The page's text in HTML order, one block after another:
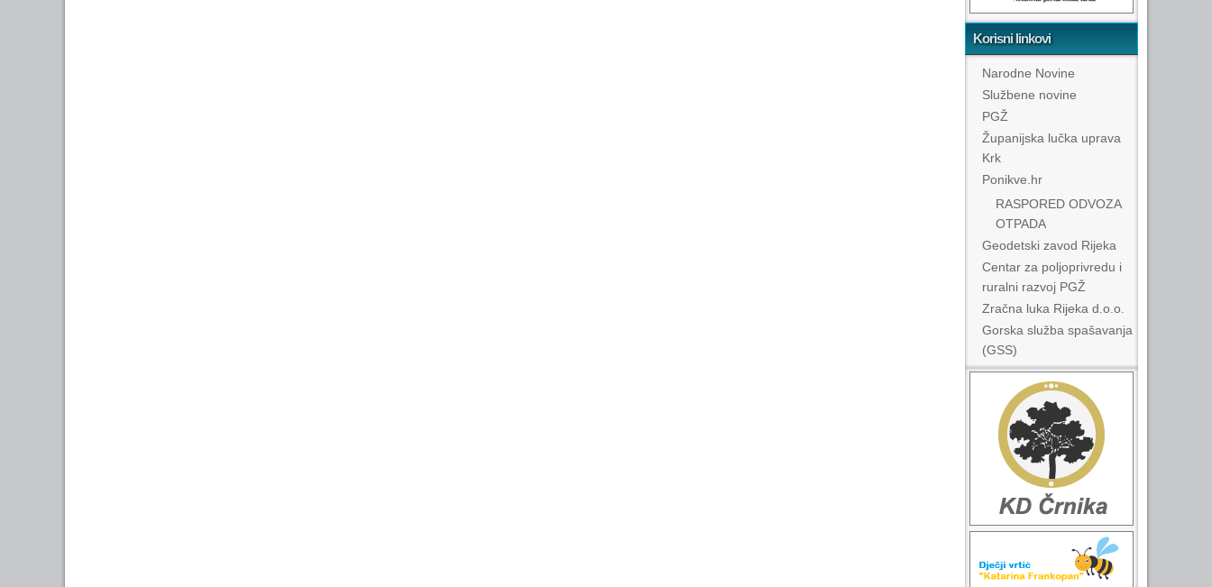
Korisni linkovi
Narodne Novine
Službene novine
PGŽ
Županijska lučka uprava
Krk
Ponikve.hr
RASPORED ODVOZA
OTPADA
Geodetski zavod Rijeka
Centar za poljoprivredu i
ruralni razvoj PGŽ
Zračna luka Rijeka d.o.o.
Gorska služba spašavanja
(GSS)